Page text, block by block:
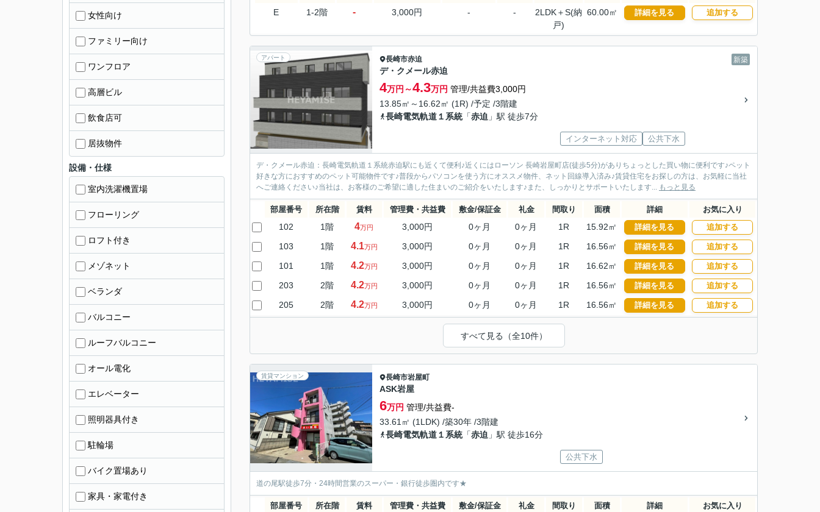
E 1-2階 - 3,000円 - -
2LDK＋S(納
戸)
60.00㎡ 詳細を見る 追加する
アパート 新築
長崎市赤迫
デ・クメール赤迫
4万円～4.3万円 管理/共益費3,000円
13.85㎡～16.62㎡ (1R) /予定 /3階建
長崎電気軌道１系統「赤迫 」駅 徒歩7分
インターネット対応 公共下水
デ・クメール赤迫：長崎電気軌道１系統赤迫駅にも近くて便利♪近くにはローソン 長崎岩屋町店(徒歩5分)がありちょっとした買い物に便利です♪ペット
好きな方におすすめのペット可能物件です♪普段からパソコンを使う方にオススメ物件、ネット回線導入済み♪賃貸住宅をお探しの方は、お気軽に当社
へご連絡ください♪当社は、お客様のご希望に適した住まいのご紹介をいたします♪また、しっかりとサポートいたします... もっと見る
部屋番号 所在階 賃料 管理費・共益費 敷金/保証金 礼金 間取り 面積 詳細 お気に入り
102 1階 4万円 3,000円 0ヶ月 0ヶ月 1R 15.92㎡ 詳細を見る 追加する
103 1階 4.1万円 3,000円 0ヶ月 0ヶ月 1R 16.56㎡ 詳細を見る 追加する
101 1階 4.2万円 3,000円 0ヶ月 0ヶ月 1R 16.62㎡ 詳細を見る 追加する
203 2階 4.2万円 3,000円 0ヶ月 0ヶ月 1R 16.56㎡ 詳細を見る 追加する
205 2階 4.2万円 3,000円 0ヶ月 0ヶ月 1R 16.56㎡ 詳細を見る 追加する
すべて見る（全10件）
賃貸マンション 長崎市岩屋町
ASK岩屋
6万円 管理/共益費-
33.61㎡ (1LDK) /築30年 /3階建
長崎電気軌道１系統「赤迫 」駅 徒歩16分
公共下水
道の尾駅徒歩7分・24時間営業のスーパー・銀行徒歩圏内です★
部屋番号 所在階 賃料 管理費・共益費 敷金/保証金 礼金 間取り 面積 詳細 お気に入り
女性向け
ファミリー向け
ワンフロア
高層ビル
飲食店可
居抜物件
設備・仕様
室内洗濯機置場
フローリング
ロフト付き
メゾネット
ベランダ
バルコニー
ルーフバルコニー
オール電化
エレベーター
照明器具付き
駐輪場
バイク置場あり
家具・家電付き